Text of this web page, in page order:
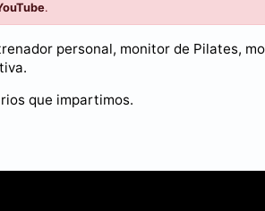
.
personal, monitor de Pilates,
que impartimos.